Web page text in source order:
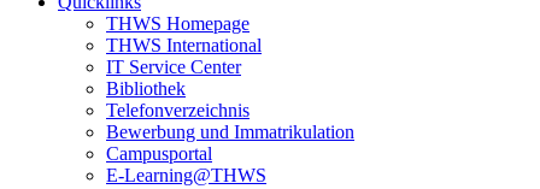
THWS Homepage
THWS International
IT Service Center
Bibliothek
Telefonverzeichnis
Bewerbung und Immatrikulation
Campusportal
E-Learning@THWS